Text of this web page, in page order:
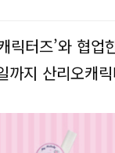
릭터즈’와 협
까지 산리오캐